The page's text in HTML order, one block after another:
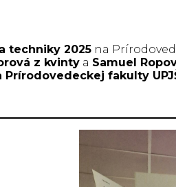
techniky 2025 na
z kvinty a Samuel
fakulty